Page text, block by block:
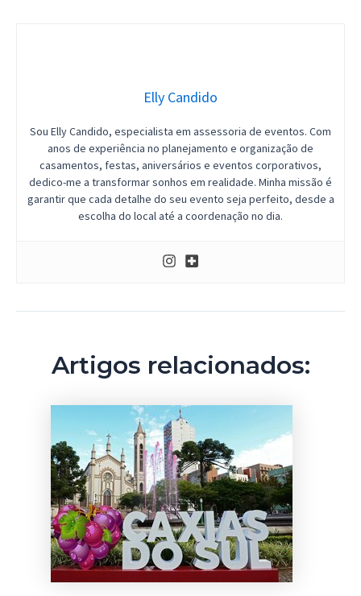
Elly Candido
Sou Elly Candido, especialista em assessoria de eventos. Com
anos de experiência no planejamento e organização de
casamentos, festas, aniversários e eventos corporativos,
dedico-me a transformar sonhos em realidade. Minha missão é
garantir que cada detalhe do seu evento seja perfeito, desde a
escolha do local até a coordenação no dia.
Artigos relacionados: